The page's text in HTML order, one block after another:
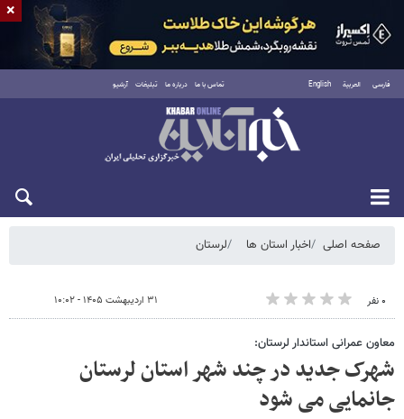
فارسی العربية English تماس با ما درباره ما تبلیغات آرشیو
شنبه ۱۷ مرداد ۱۴۰۵
صفحه اصلی اخبار استان ها لرستان
۰ نفر ۳۱ اردیبهشت ۱۴۰۵ - ۱۰:۰۲
معاون عمرانی استاندار لرستان:
شهرک جدید در چند شهر استان لرستان
جانمایی می شود
×